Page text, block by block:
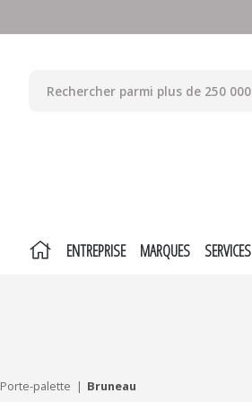
ENTREPRISE MARQUES SERVICES
Porte-palette Bruneau